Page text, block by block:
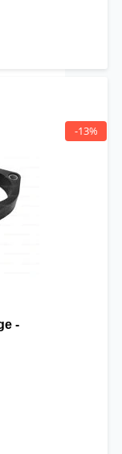
-13%
-